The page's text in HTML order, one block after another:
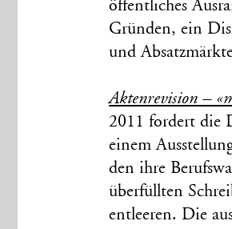
öffentliches
Gründen, ein
und
Aktenrevision –
2011 fordert die
einem
den ihre
überfüllten
entleeren. Die